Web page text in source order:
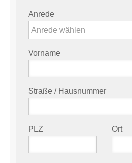
Anrede
Anrede wählen
Vorname
Straße / Hausnummer
PLZ Ort